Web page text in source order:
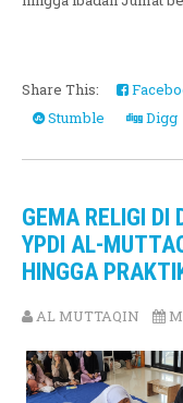
Share This:
Stumble
Digg
GEMA RELIGI DI
YPDI AL-
HINGGA
AL MUTTAQIN